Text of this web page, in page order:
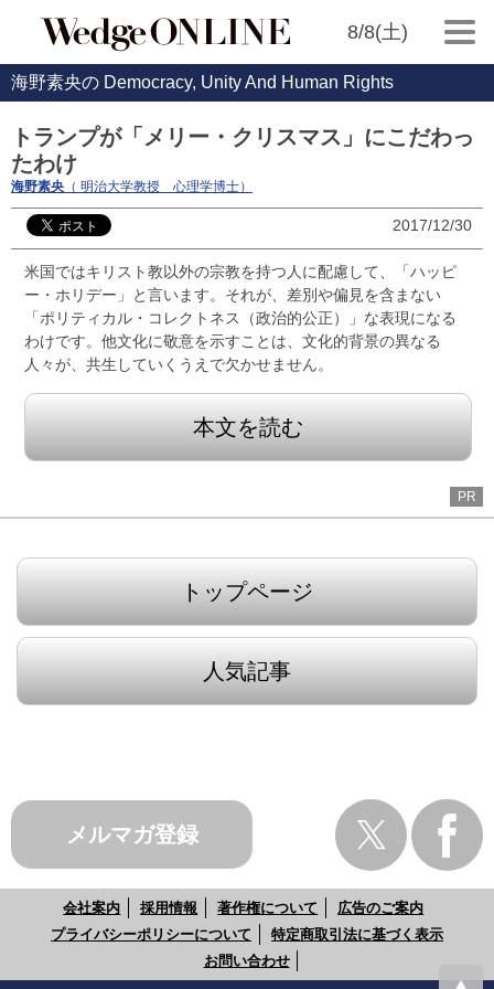
8/8(土)
海野素央の Democracy, Unity And Human Rights
トランプが「メリー・クリスマス」にこだわっ
たわけ
海野素央 （ 明治大学教授 心理学博士）
2017/12/30
米国ではキリスト教以外の宗教を持つ人に配慮して、「ハッピ
ー・ホリデー」と言います。それが、差別や偏見を含まない
「ポリティカル・コレクトネス（政治的公正）」な表現になる
わけです。他文化に敬意を示すことは、文化的背景の異なる
人々が、共生していくうえで欠かせません。
本文を読む
PR
トップページ
人気記事
メルマガ登録
会社案内 採用情報 著作権について
広告のご案内
プライバシーポリシーについて
特定商取引法に基づく表示
お問い合わせ